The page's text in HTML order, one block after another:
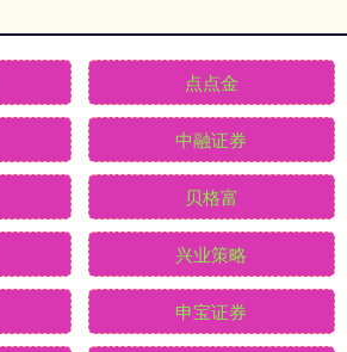
点点金
中融证券
贝格富
兴业策略
申宝证券